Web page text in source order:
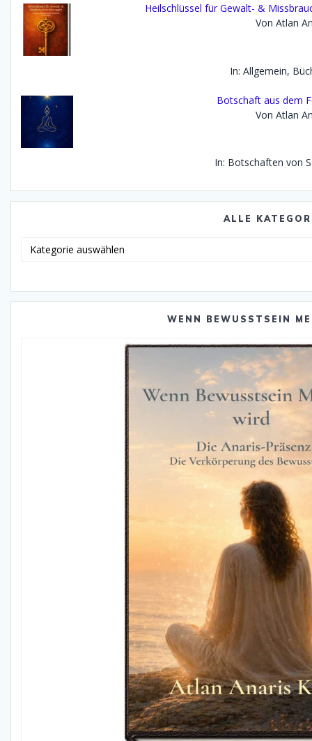
Heilschlüssel für Gewalt- &
Von Atlan
In: Allgemein,
Botschaft aus dem
Von Atlan
In: Botschaften von
ALLE
WENN BEWUSSTSEIN